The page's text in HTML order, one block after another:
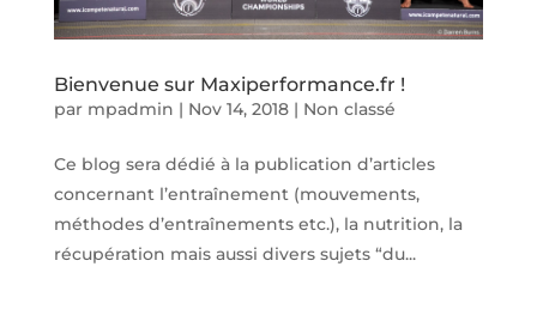
Bienvenue sur Maxiperformance.fr !
par mpadmin | Nov 14, 2018| Non classé
Ce blog sera dédié à la publication d’articles
concernant l’entraînement (mouvements,
méthodes d’entraînements etc.), la nutrition, la
récupération mais aussi divers sujets “du...